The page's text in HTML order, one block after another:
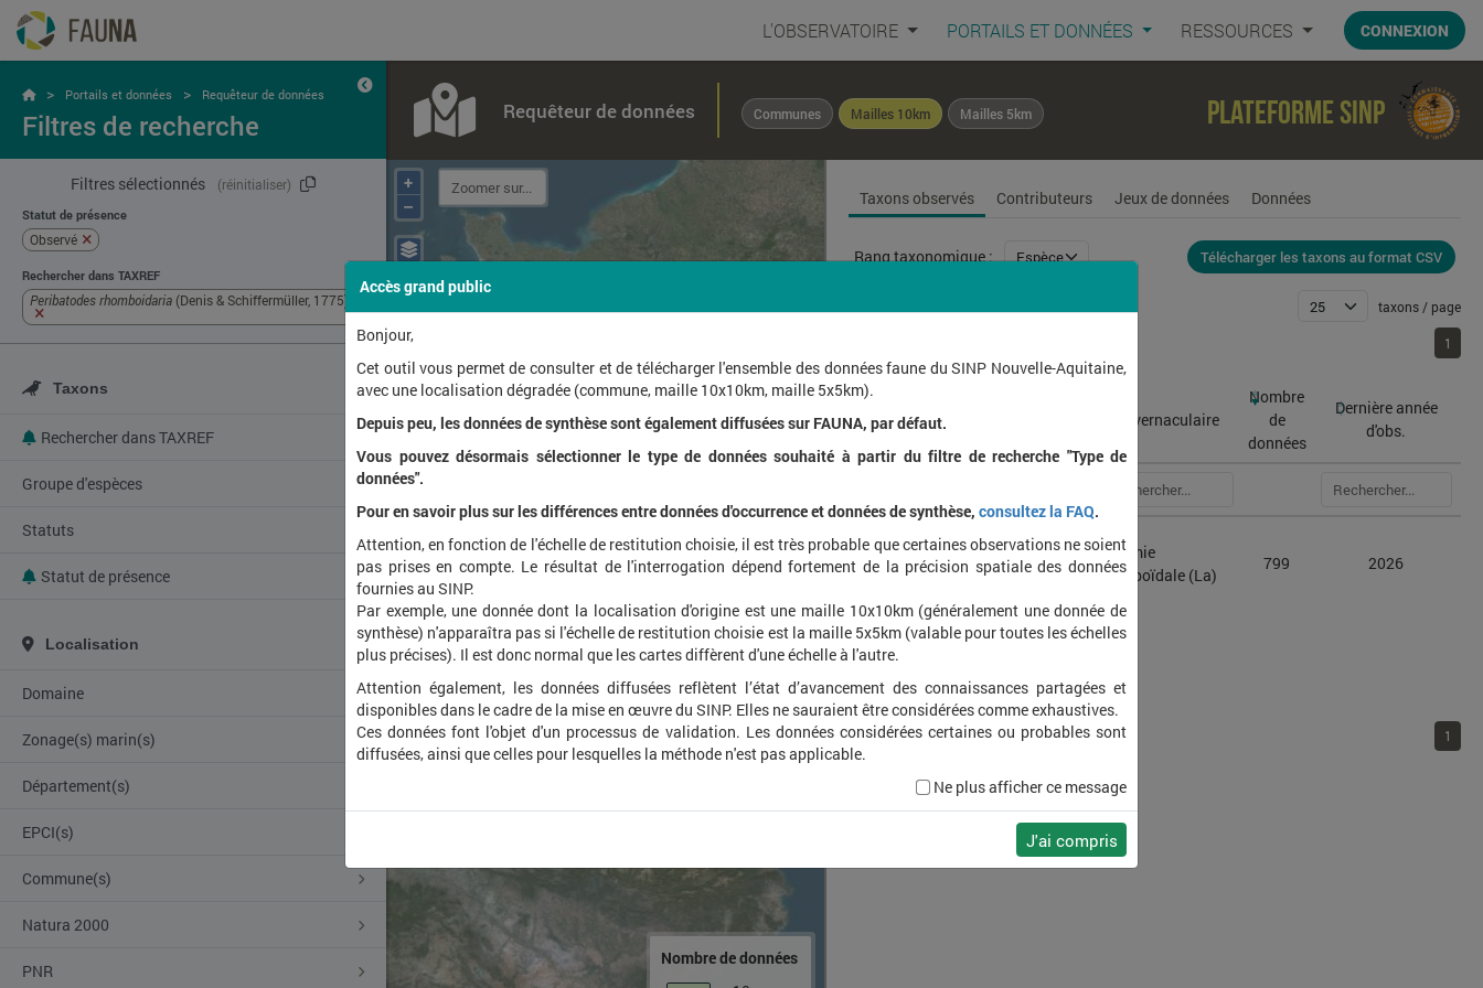
L'OBSERVATOIRE PORTAILS ET DONNÉES RESSOURCES CONNEXION
> Portails et données > Requêteur de données
Filtres de recherche
Filtres sélectionnés (réinitialiser)
Statut de présence
Observé
Rechercher dans TAXREF
Peribatodes rhomboidaria (Denis & Schiffermüller, 1775)
Taxons
Rechercher dans TAXREF
Groupe d'espèces
Statuts
Statut de présence
Localisation
Domaine
Zonage(s) marin(s)
Département(s)
EPCI(s)
Commune(s)
Natura 2000
PNR
Requêteur de données Communes Mailles 10km Mailles 5km Plateforme SINP
+
–
Nombre de données
Taxons observés Contributeurs Jeux de données Données
Rang taxonomique : Télécharger les taxons au format CSV
taxons / page
1
Nom vernaculaire
Nombre
de
données
Dernière année
d'obs.
Peribatodes
rhomboidaria
Boarmie
rhomboïdale (La)
799 2026
1
Accès grand public
Bonjour,
Cet outil vous permet de consulter et de télécharger l'ensemble des données faune du SINP Nouvelle-Aquitaine,
avec une localisation dégradée (commune, maille 10x10km, maille 5x5km).
Depuis peu, les données de synthèse sont également diffusées sur FAUNA, par défaut.
Vous pouvez désormais sélectionner le type de données souhaité à partir du filtre de recherche "Type de
données".
Pour en savoir plus sur les différences entre données d'occurrence et données de synthèse, consultez la FAQ.
Attention, en fonction de l'échelle de restitution choisie, il est très probable que certaines observations ne soient
pas prises en compte. Le résultat de l'interrogation dépend fortement de la précision spatiale des données
fournies au SINP.
Par exemple, une donnée dont la localisation d'origine est une maille 10x10km (généralement une donnée de
synthèse) n'apparaîtra pas si l'échelle de restitution choisie est la maille 5x5km (valable pour toutes les échelles
plus précises). Il est donc normal que les cartes diffèrent d'une échelle à l'autre.
Attention également, les données diffusées reflètent l’état d’avancement des connaissances partagées et
disponibles dans le cadre de la mise en œuvre du SINP. Elles ne sauraient être considérées comme exhaustives.
Ces données font l'objet d'un processus de validation. Les données considérées certaines ou probables sont
diffusées, ainsi que celles pour lesquelles la méthode n'est pas applicable.
Ne plus afficher ce message
J'ai compris